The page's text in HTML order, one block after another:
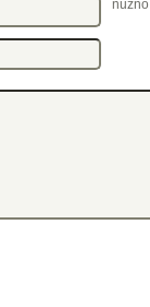
nužno